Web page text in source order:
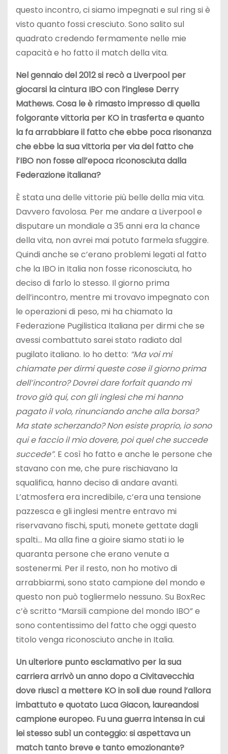
questo incontro, ci siamo impegnati e sul ring si è
visto quanto fossi cresciuto. Sono salito sul
quadrato credendo fermamente nelle mie
capacità e ho fatto il match della vita.
Nel gennaio del 2012 si recò a Liverpool per
giocarsi la cintura IBO con l’inglese Derry
Mathews. Cosa le è rimasto impresso di quella
folgorante vittoria per KO in trasferta e quanto
la fa arrabbiare il fatto che ebbe poca risonanza
che ebbe la sua vittoria per via del fatto che
l’IBO non fosse all’epoca riconosciuta dalla
Federazione italiana?
È stata una delle vittorie più belle della mia vita.
Davvero favolosa. Per me andare a Liverpool e
disputare un mondiale a 35 anni era la chance
della vita, non avrei mai potuto farmela sfuggire.
Quindi anche se c’erano problemi legati al fatto
che la IBO in Italia non fosse riconosciuta, ho
deciso di farlo lo stesso. Il giorno prima
dell’incontro, mentre mi trovavo impegnato con
le operazioni di peso, mi ha chiamato la
Federazione Pugilistica Italiana per dirmi che se
avessi combattuto sarei stato radiato dal
pugilato italiano. Io ho detto: “Ma voi mi
chiamate per dirmi queste cose il giorno prima
dell’incontro? Dovrei dare forfait quando mi
trovo già qui, con gli inglesi che mi hanno
pagato il volo, rinunciando anche alla borsa?
Ma state scherzando? Non esiste proprio, io sono
qui e faccio il mio dovere, poi quel che succede
succede”. E così ho fatto e anche le persone che
stavano con me, che pure rischiavano la
squalifica, hanno deciso di andare avanti.
L’atmosfera era incredibile, c’era una tensione
pazzesca e gli inglesi mentre entravo mi
riservavano fischi, sputi, monete gettate dagli
spalti… Ma alla fine a gioire siamo stati io le
quaranta persone che erano venute a
sostenermi. Per il resto, non ho motivo di
arrabbiarmi, sono stato campione del mondo e
questo non può togliermelo nessuno. Su BoxRec
c’è scritto “Marsili campione del mondo IBO” e
sono contentissimo del fatto che oggi questo
titolo venga riconosciuto anche in Italia.
Un ulteriore punto esclamativo per la sua
carriera arrivò un anno dopo a Civitavecchia
dove riuscì a mettere KO in soli due round l’allora
imbattuto e quotato Luca Giacon, laureandosi
campione europeo. Fu una guerra intensa in cui
lei stesso subì un conteggio: si aspettava un
match tanto breve e tanto emozionante?